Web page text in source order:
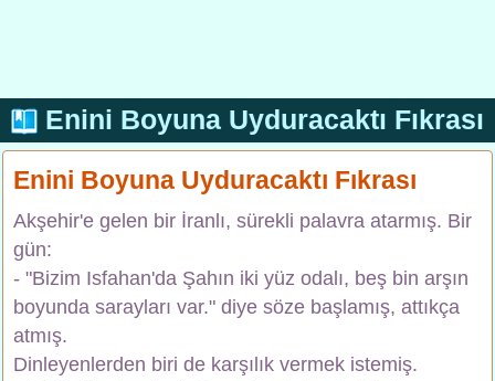
Enini Boyuna Uyduracaktı Fıkrası
Enini Boyuna Uyduracaktı Fıkrası
Akşehir'e gelen bir İranlı, sürekli palavra atarmış. Bir
gün:
- "Bizim Isfahan'da Şahın iki yüz odalı, beş bin arşın
boyunda sarayları var." diye söze başlamış, attıkça
atmış.
Dinleyenlerden biri de karşılık vermek istemiş.